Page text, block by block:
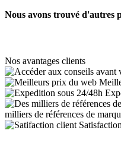
Nous avons trouvé d'autres
Nos avantages clients
milliers de références de